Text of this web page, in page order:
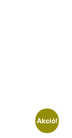
Akció!